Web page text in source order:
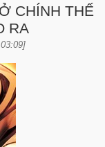
CHÍNH THẾ
RA